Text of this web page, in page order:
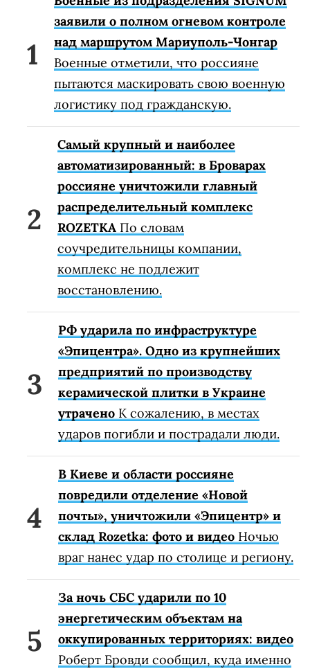
заявили о полном огневом контроле
над маршрутом Мариуполь-Чонгар
Военные отметили, что россияне
пытаются маскировать свою военную
логистику под гражданскую.
Самый крупный и наиболее
автоматизированный: в Броварах
россияне уничтожили главный
распределительный комплекс
ROZETKA По словам
соучредительницы компании,
комплекс не подлежит
восстановлению.
РФ ударила по инфраструктуре
«Эпицентра». Одно из крупнейших
предприятий по производству
керамической плитки в Украине
утрачено К сожалению, в местах
ударов погибли и пострадали люди.
В Киеве и области россияне
повредили отделение «Новой
почты», уничтожили «Эпицентр» и
склад Rozetka: фото и видео Ночью
враг нанес удар по столице и региону.
За ночь СБС ударили по 10
энергетическим объектам на
оккупированных территориях: видео
Роберт Бровди сообщил, куда именно